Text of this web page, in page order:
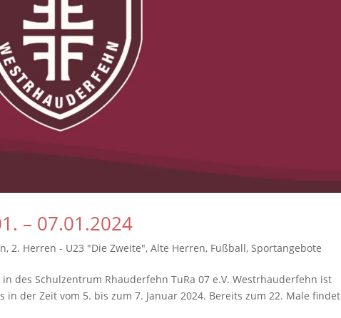
– 07.01.2024
,2. Herren - U23 "Die Zweite",Alte Herren, Fußball,Sportangebote
des Schulzentrum Rhauderfehn TuRa 07 e.V. Westrhauderfehn ist
der Zeit vom 5. bis zum 7. Januar 2024. Bereits zum 22. Male findet